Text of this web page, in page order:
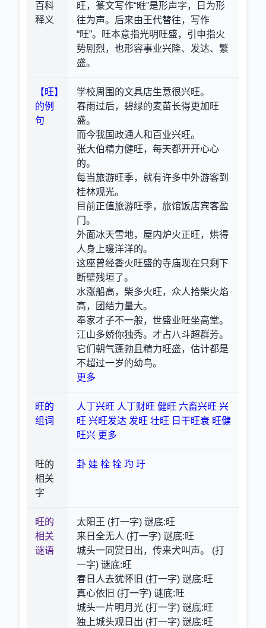
百科
释义
旺，篆文写作“暀”是形声字，日为形
往为声。后来由王代替往，写作
“旺”。旺本意指光明旺盛，引申指火
势剧烈，也形容事业兴隆、发达、繁
盛。
【旺】
的例
句
学校周围的文具店生意很兴旺。
春雨过后，碧绿的麦苗长得更加旺
盛。
而今我国政通人和百业兴旺。
张大伯精力健旺，每天都开开心心
的。
每当旅游旺季，就有许多中外游客到
桂林观光。
目前正值旅游旺季，旅馆饭店宾客盈
门。
外面冰天雪地，屋内炉火正旺，烘得
人身上暖洋洋的。
这座曾经香火旺盛的寺庙现在只剩下
断壁残垣了。
水涨船高，柴多火旺，众人拾柴火焰
高，团结力量大。
奉家才子不一般，世盛业旺坐高堂。
江山多娇你独秀。才占八斗超群芳。
它们朝气蓬勃且精力旺盛，估计都是
不超过一岁的幼鸟。
更多
旺的
组词
人丁兴旺 人丁财旺 健旺 六畜兴旺 兴
旺 兴旺发达 发旺 壮旺 日干旺衰 旺健
旺兴 更多
旺的
相关
字
卦 娃 栓 牷 玓 玗
旺的
相关
谜语
太阳王 (打一字) 谜底:旺
来日全无人 (打一字) 谜底:旺
城头一同赏日出，传来犬叫声。 (打
一字) 谜底:旺
春日人去犹怀旧 (打一字) 谜底:旺
真心依旧 (打一字) 谜底:旺
城头一片明月光 (打一字) 谜底:旺
独上城头观日出 (打一字) 谜底:旺